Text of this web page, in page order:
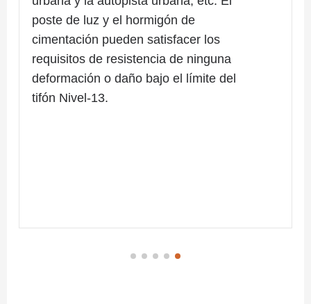
poste de luz y el hormigón de
cimentación pueden satisfacer los
requisitos de resistencia de ninguna
deformación o daño bajo el límite del
tifón Nivel-13.